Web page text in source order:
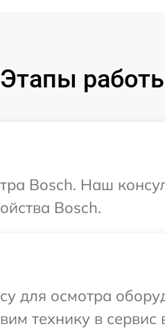
Этапы
Bosch. Наш
Bosch.
для осмотра
технику в сервис